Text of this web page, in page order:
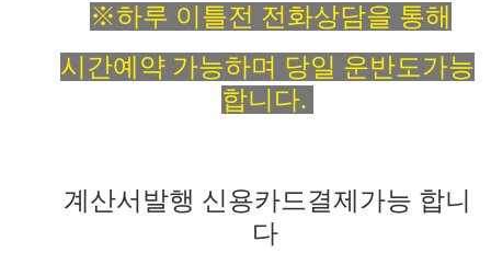
※하루 이틀전 전화상담을 통해
시간예약 가능하며 당일 운반도가능
합니다.
계산서발행 신용카드결제가능 합니
다